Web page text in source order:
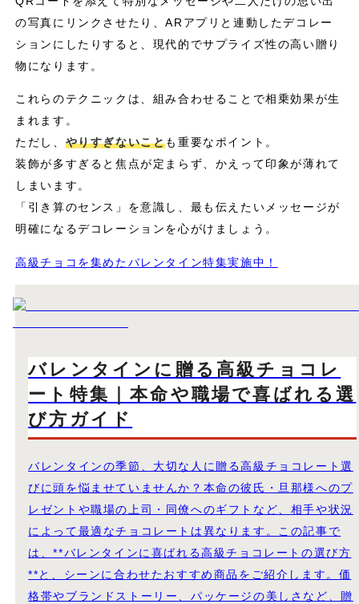
の写真にリンクさせたり、ARアプリと連動したデコレー
ションにしたりすると、現代的でサプライズ性の高い贈り
物になります。
これらのテクニックは、組み合わせることで相乗効果が生
まれます。
ただし、 やりすぎないことも重要なポイント。
装飾が多すぎると焦点が定まらず、かえって印象が薄れて
しまいます。
「引き算のセンス」を意識し、最も伝えたいメッセージが
明確になるデコレーションを心がけましょう。
高級チョコを集めたバレンタイン特集実施中！
バレンタインに贈る高級チョコレ
ート特集｜本命や職場で喜ばれる選
び方ガイド
バレンタインの季節、大切な人に贈る高級チョコレート選
びに頭を悩ませていませんか？本命の彼氏・旦那様へのプ
レゼントや職場の上司・同僚へのギフトなど、相手や状況
によって最適なチョコレートは異なります。この記事で
は、**バレンタインに喜ばれる高級チョコレートの選び方
**と、シーンに合わせたおすすめ商品をご紹介します。価
格帯やブランドストーリー、パッケージの美しさなど、贈